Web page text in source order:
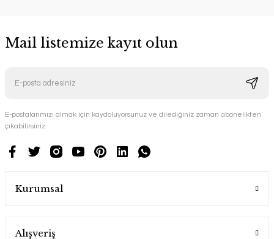
Mail listemize kayıt olun
E-postalarımızı almak için kaydoluyorsunuz ve dilediğiniz zaman abonelikten
çıkabilirsiniz.
Kurumsal
Alışveriş